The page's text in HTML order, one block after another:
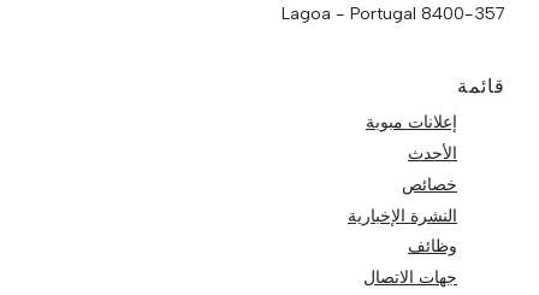
8400-357 Lagoa - Portugal
قائمة
إعلانات مبوبة
الأحدث
خصائص
النشرة الإخبارية
وظائف
جهات الاتصال